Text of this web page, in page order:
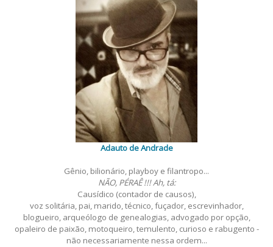
Adauto de Andrade
Gênio, bilionário, playboy e filantropo...
NÃO, PÉRAÊ !!! Ah, tá:
Causídico (contador de causos),
voz solitária, pai, marido, técnico, fuçador, escrevinhador,
blogueiro, arqueólogo de genealogias, advogado por opção,
opaleiro de paixão, motoqueiro, temulento, curioso e rabugento -
não necessariamente nessa ordem...